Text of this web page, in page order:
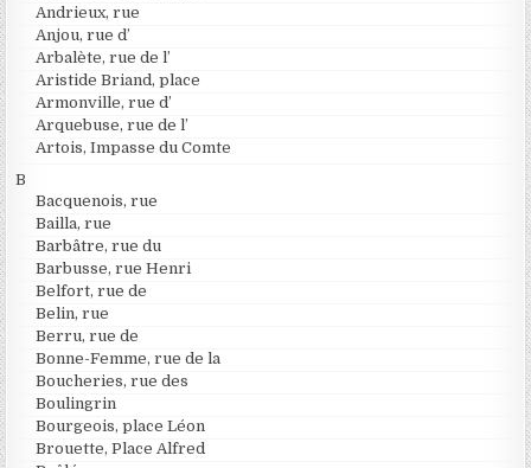
Andrieux, rue
Anjou, rue d’
Arbalète, rue de l’
Aristide Briand, place
Armonville, rue d’
Arquebuse, rue de l’
Artois, Impasse du Comte
B
Bacquenois, rue
Bailla, rue
Barbâtre, rue du
Barbusse, rue Henri
Belfort, rue de
Belin, rue
Berru, rue de
Bonne-Femme, rue de la
Boucheries, rue des
Boulingrin
Bourgeois, place Léon
Brouette, Place Alfred